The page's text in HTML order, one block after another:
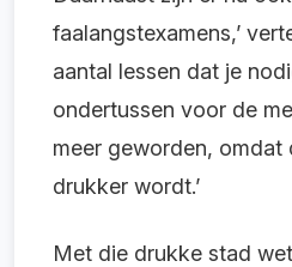
faalangstexamens,’
aantal lessen dat je
ondertussen voor de
meer geworden,
drukker wordt.’
Met die drukke stad